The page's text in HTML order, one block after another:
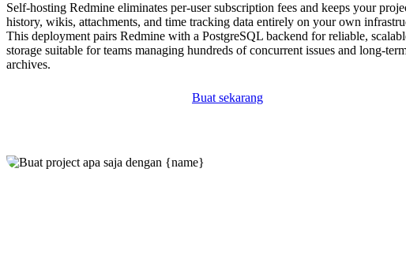
Self-hosting Redmine eliminates per-user subscription fees and keeps your
history, wikis, attachments, and time tracking data entirely on your own
This deployment pairs Redmine with a PostgreSQL backend for reliable,
storage suitable for teams managing hundreds of concurrent issues and long-
archives.
Buat sekarang